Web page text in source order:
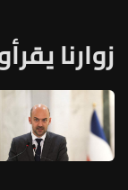
زوارنا